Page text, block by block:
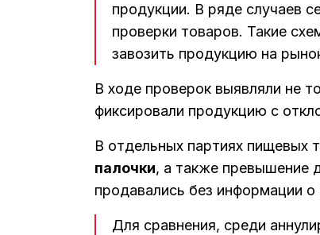
продукции. В ряде случаев
проверки товаров. Такие
завозить продукцию на
В ходе проверок выявляли не
фиксировали продукцию с
В отдельных партиях пищевых
палочки, а также превышение
продавались без информации о
Для сравнения, среди